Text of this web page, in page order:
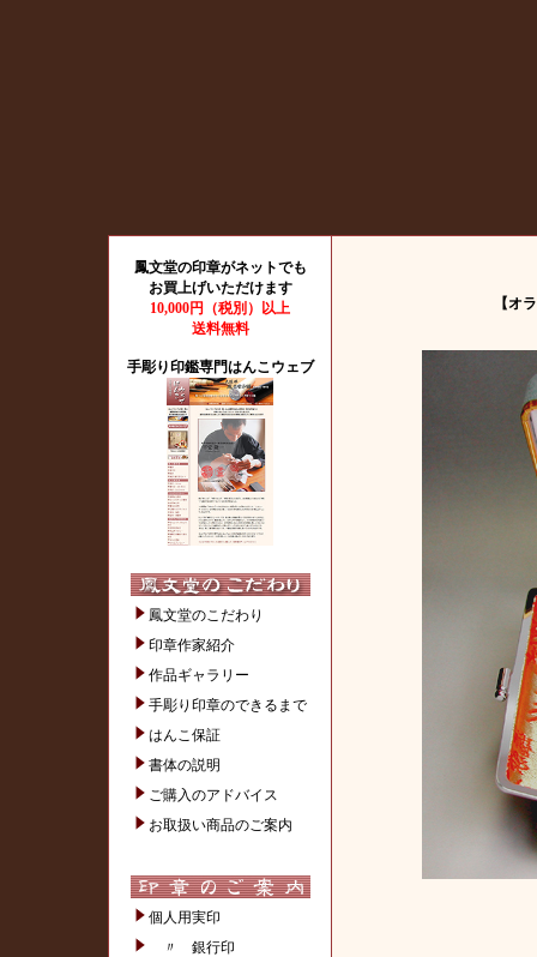
鳳文堂の印章がネットでも
お買上げいただけます
10,000円（税別）以上
送料無料
手彫り印鑑専門はんこウェブ
鳳文堂のこだわり
印章作家紹介
作品ギャラリー
手彫り印章のできるまで
はんこ保証
書体の説明
ご購入のアドバイス
お取扱い商品のご案内
個人用実印
〃 銀行印
【オ